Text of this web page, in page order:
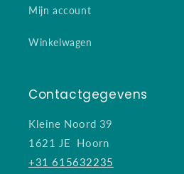
Mijn account
Winkelwagen
Contactgegevens
Kleine Noord 39
1621 JE Hoorn
+31 615632235